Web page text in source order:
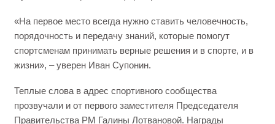
«На первое место всегда нужно ставить человечность,
порядочность и передачу знаний, которые помогут
спортсменам принимать верные решения и в спорте, и в
жизни», – уверен Иван Супонин.
Теплые слова в адрес спортивного сообщества
прозвучали и от первого заместителя Председателя
Правительства РМ Галины Лотвановой. Награды